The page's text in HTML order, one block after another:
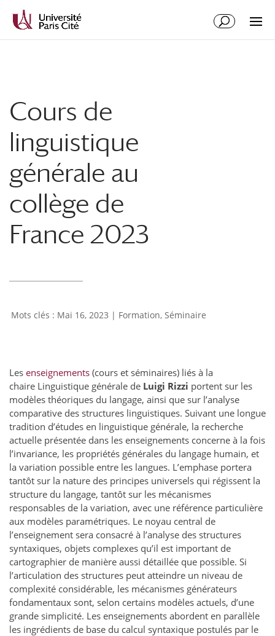
contenu
Cours de
linguistique
générale au
collège de
France 2023
Mai 16, 2023 | Formation, Séminaire
Les enseignements (cours et séminaires) liés à la
chaire Linguistique générale de Luigi Rizzi portent sur les
modèles théoriques du langage, ainsi que sur l’analyse
comparative des structures linguistiques. Suivant une longue
tradition d’études en linguistique générale, la recherche
actuelle présentée dans les enseignements concerne à la fois
l’invariance, les propriétés générales du langage humain, et
la variation possible entre les langues. L’emphase portera
tantôt sur la nature des principes universels qui régissent la
structure du langage, tantôt sur les mécanismes
responsables de la variation, avec une référence particulière
aux modèles paramétriques. Le noyau central de
l’enseignement sera consacré à l’analyse des structures
syntaxiques, objets complexes qu’il est important de
cartographier de manière aussi détaillée que possible. Si
l’articulation des structures peut atteindre un niveau de
complexité considérable, les mécanismes générateurs
fondamentaux sont, selon certains modèles actuels, d’une
grande simplicité. Les enseignements abordent en parallèle
les ingrédients de base du calcul syntaxique postulés par le